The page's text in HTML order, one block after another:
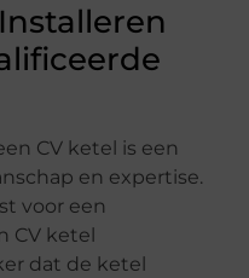
CV ketel is een
en expertise.
voor een
CV ketel
dat de ketel